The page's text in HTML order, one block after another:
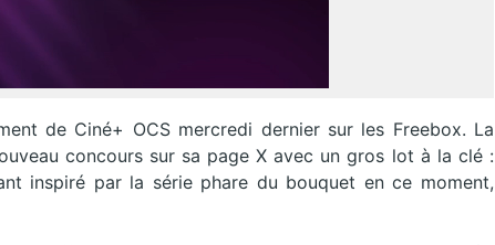
de Ciné+ OCS mercredi dernier sur les Freebox. La
concours sur sa page X avec un gros lot à la clé :
inspiré par la série phare du bouquet en ce moment,